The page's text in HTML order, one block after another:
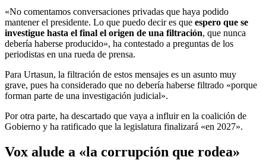
«No comentamos conversaciones privadas que haya podido
mantener el presidente. Lo que puedo decir es que espero que se
investigue hasta el final el origen de una filtración, que nunca
debería haberse producido», ha contestado a preguntas de los
periodistas en una rueda de prensa.
Para Urtasun, la filtración de estos mensajes es un asunto muy
grave, pues ha considerado que no debería haberse filtrado «porque
forman parte de una investigación judicial».
Por otra parte, ha descartado que vaya a influir en la coalición de
Gobierno y ha ratificado que la legislatura finalizará «en 2027».
Vox alude a «la corrupción que rodea»